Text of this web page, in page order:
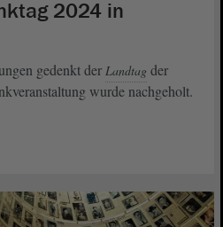
2024 in
gedenkt der Landtag der
wurde nachgeholt.